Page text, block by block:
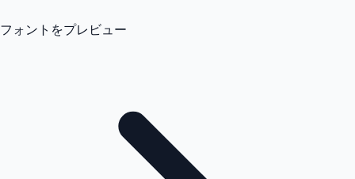
フォントをプレビュー